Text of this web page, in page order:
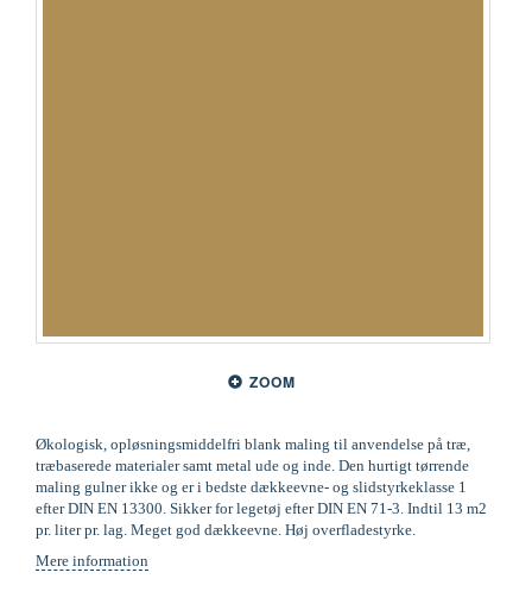
ZOOM
Økologisk, opløsningsmiddelfri blank maling til anvendelse på træ,
træbaserede materialer samt metal ude og inde. Den hurtigt tørrende
maling gulner ikke og er i bedste dækkeevne- og slidstyrkeklasse 1
efter DIN EN 13300. Sikker for legetøj efter DIN EN 71-3. Indtil 13 m2
pr. liter pr. lag. Meget god dækkeevne. Høj overfladestyrke.
Mere information